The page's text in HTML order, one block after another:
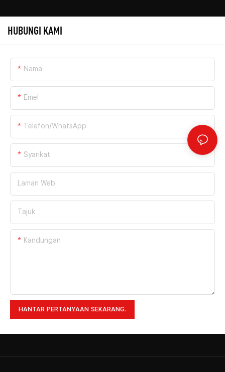
HUBUNGI KAMI
Nama
Emel
Telefon/WhatsApp
Syarikat
Laman Web
Tajuk
Kandungan
HANTAR PERTANYAAN SEKARANG.